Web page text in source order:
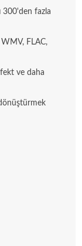
fazla
WMV, FLAC,
ve daha